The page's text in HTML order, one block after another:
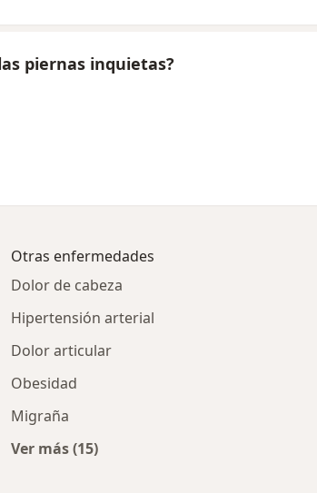
piernas inquietas?
Otras enfermedades
Dolor de cabeza
Hipertensión arterial
Dolor articular
Obesidad
Migraña
Ver más (15)